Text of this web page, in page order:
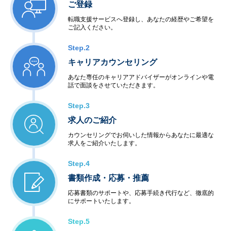
ご登録
転職支援サービスへ登録し、あなたの経歴やご希望を
ご記入ください。
Step.2
キャリアカウンセリング
あなた専任のキャリアアドバイザーがオンラインや電
話で面談をさせていただきます。
Step.3
求人のご紹介
カウンセリングでお伺いした情報からあなたに最適な
求人をご紹介いたします。
Step.4
書類作成・応募・推薦
応募書類のサポートや、応募手続き代行など、徹底的
にサポートいたします。
Step.5